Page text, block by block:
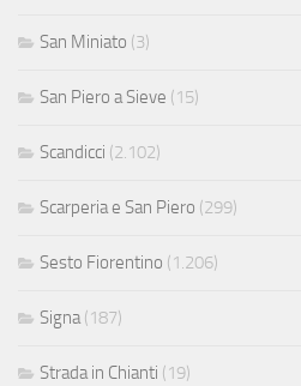
San Miniato (3)
San Piero a Sieve (15)
Scandicci (2.102)
Scarperia e San Piero (299)
Sesto Fiorentino (1.206)
Signa(187)
Strada in Chianti (19)